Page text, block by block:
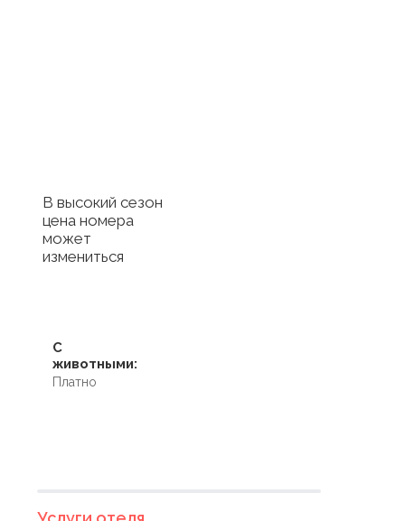
В высокий сезон
цена номера
может
измениться
С
животными:
Платно